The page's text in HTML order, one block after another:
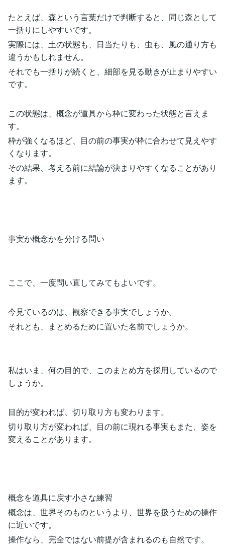
たとえば、森という言葉だけで判断すると、同じ森として
一括りにしやすいです。
実際には、土の状態も、日当たりも、虫も、風の通り方も
違うかもしれません。
それでも一括りが続くと、細部を見る動きが止まりやすい
です。
この状態は、概念が道具から枠に変わった状態と言えま
す。
枠が強くなるほど、目の前の事実が枠に合わせて見えやす
くなります。
その結果、考える前に結論が決まりやすくなることがあり
ます。
事実か概念かを分ける問い
ここで、一度問い直してみてもよいです。
今見ているのは、観察できる事実でしょうか。
それとも、まとめるために置いた名前でしょうか。
私はいま、何の目的で、このまとめ方を採用しているので
しょうか。
目的が変われば、切り取り方も変わります。
切り取り方が変われば、目の前に現れる事実もまた、姿を
変えることがあります。
概念を道具に戻す小さな練習
概念は、世界そのものというより、世界を扱うための操作
に近いです。
操作なら、完全ではない前提が含まれるのも自然です。